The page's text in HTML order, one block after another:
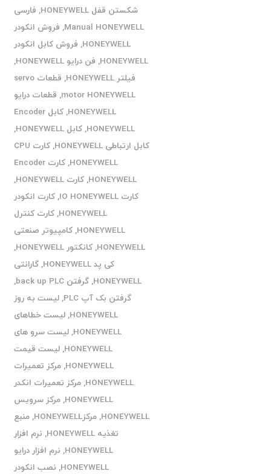
شکستن قفل HONEYWELL
, فارسی
Manual HONEYWELL
, فروش انکودر
HONEYWELL
, فروش کابل انکودر
HONEYWELL
, فن درایو HONEYWELL
,
فیلتر HONEYWELL
,
قطعات servo
motor HONEYWELL
, قطعات درایو
HONEYWELL
,
کابل Encoder
HONEYWELL
,کابل HONEYWELL
,
کابل ارتباطی HONEYWELL
,
کارت CPU
HONEYWELL
,
کارت Encoder
HONEYWELL
,کارت HONEYWELL
,
کارت IO HONEYWELL
,کارت انکودر
HONEYWELL
,کارت کنترل
HONEYWELL
,کامپیوتر صنعتی
HONEYWELL
,کانکتور HONEYWELL
,
کی پد HONEYWELL
,گارانتی
HONEYWELL
,گرفتن back up PLC
,
گرفتن بک آپ PLC
,لیست به روز
HONEYWELL
,لیست خطاهای
HONEYWELL
,لیست سرو های
HONEYWELL
,لیست قیمت
HONEYWELL
,مرکز تعمیرات
HONEYWELL
,مرکز تعمیرات انکدر
HONEYWELL
,مرکز سرویس
HONEYWELL
,مرکزHONEYWELL ,منبع
تغذیه HONEYWELL
, نرم افزار
HONEYWELL
, نرم افزار درایو
HONEYWELL
, نصب انکودر